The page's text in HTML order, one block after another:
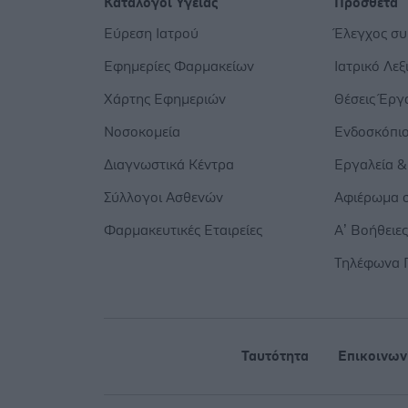
Εύρεση Ιατρού
Εφημερίες Φαρμακείων
Χάρτης Εφημεριών
Νοσοκομεία
Διαγνωστικά Κέντρα
Σύλλογοι Ασθενών
Φαρμακευτικές Εταιρείες
Έλεγχος
Ιατρικό
Θέσεις
Ενδοσκόπιο
Εργαλεία
Αφιέρωμα
Α’ Βοήθειες
Τηλέφωνα
Ταυτότητα